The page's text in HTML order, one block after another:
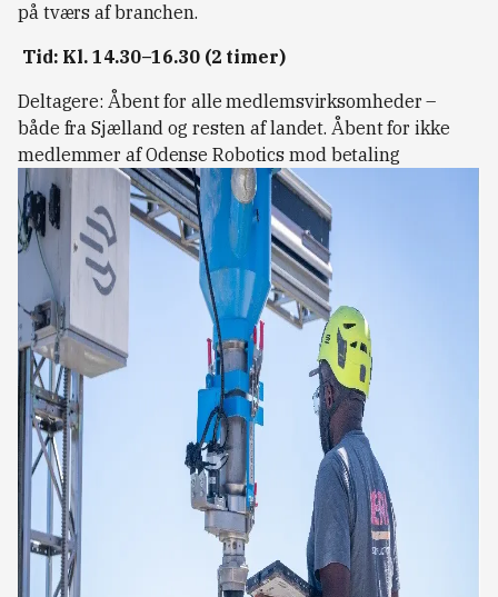
på tværs af branchen.
Tid: Kl. 14.30–16.30 (2 timer)
Deltagere: Åbent for alle medlemsvirksomheder –
både fra Sjælland og resten af landet. Åbent for ikke
medlemmer af Odense Robotics mod betaling